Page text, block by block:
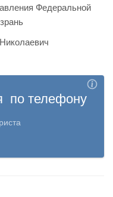
Федеральной